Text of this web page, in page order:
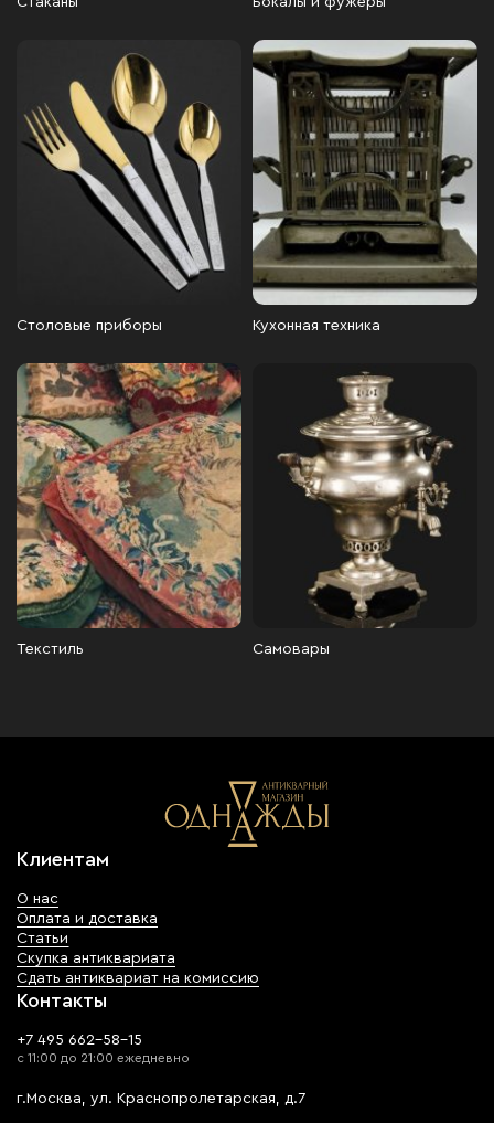
Столовые приборы Кухонная техника
Текстиль Самовары
Клиентам
О нас
Оплата и доставка
Статьи
Скупка антиквариата
Сдать антиквариат на комиссию
Контакты
+7 495 662-58-15
с 11:00 до 21:00 ежедневно
г.Москва, ул. Краснопролетарская, д.7